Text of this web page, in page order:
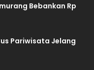
Bebankan Rp
Pariwisata Jelang